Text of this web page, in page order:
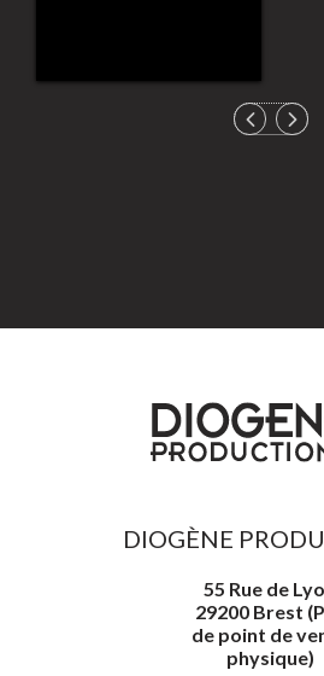
DIOGÈNE
55 Rue de
29200 Brest
de point de
physique)